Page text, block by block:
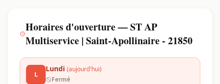
Horaires d'ouverture — ST AP
Multiservice | Saint-Apollinaire - 21850
L
Lundi (aujourd'hui)
Fermé